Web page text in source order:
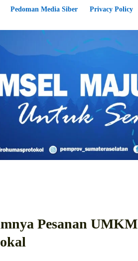
Pedoman Media Siber Privacy Policy
Pesanan UMKM